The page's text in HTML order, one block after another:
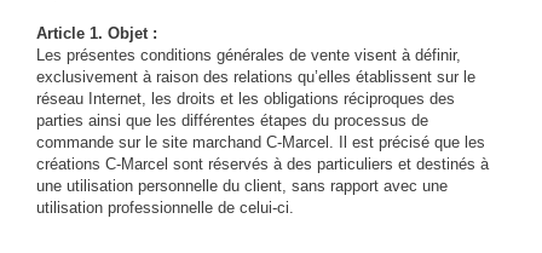
Article 1. Objet :
Les présentes conditions générales de vente visent à définir,
exclusivement à raison des relations qu’elles établissent sur le
réseau Internet, les droits et les obligations réciproques des
parties ainsi que les différentes étapes du processus de
commande sur le site marchand C-Marcel. Il est précisé que les
créations C-Marcel sont réservés à des particuliers et destinés à
une utilisation personnelle du client, sans rapport avec une
utilisation professionnelle de celui-ci.